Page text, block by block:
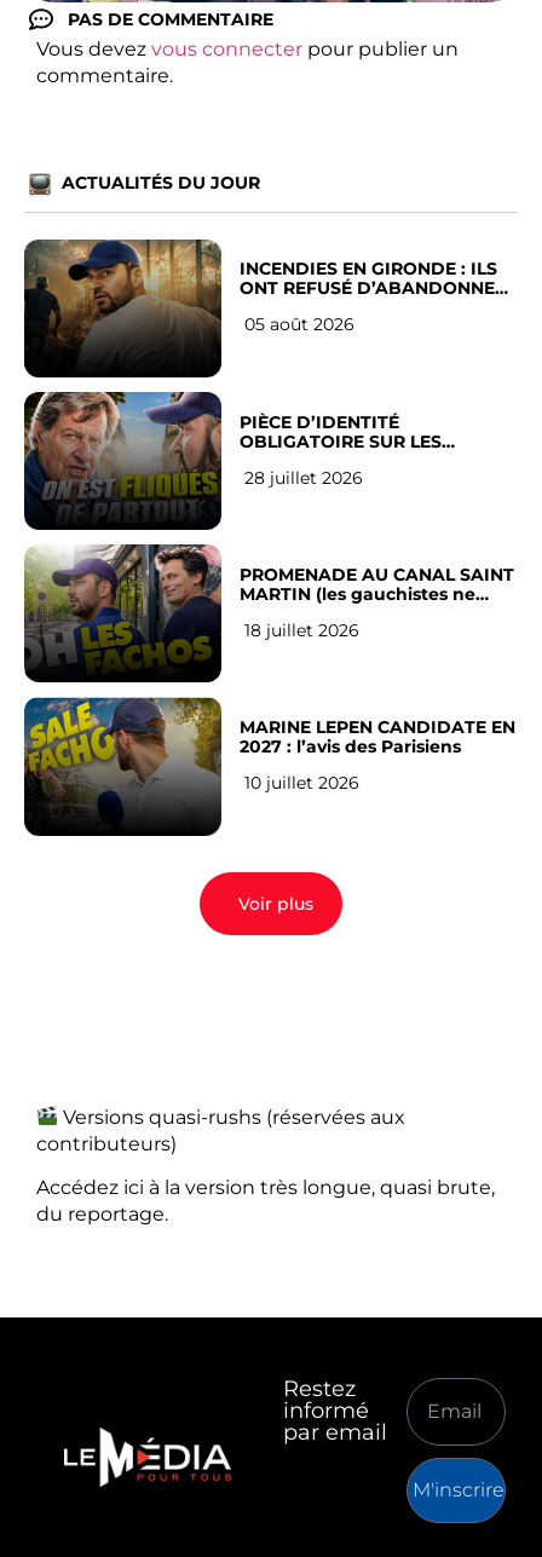
PAS DE COMMENTAIRE
Vous devez vous connecter pour publier un
commentaire.
ACTUALITÉS DU JOUR
INCENDIES EN GIRONDE : ILS
ONT REFUSÉ D’ABANDONNER
05 août 2026
PIÈCE D’IDENTITÉ
OBLIGATOIRE SUR LES
Français
28 juillet 2026
PROMENADE AU CANAL SAINT
MARTIN (les gauchistes ne
18 juillet 2026
MARINE LEPEN CANDIDATE EN
2027 : l’avis des Parisiens
10 juillet 2026
Voir plus
Versions quasi-rushs (réservées aux
contributeurs)
Accédez ici à la version très longue, quasi brute,
du reportage.
Restez
informé
par email
M'inscrire